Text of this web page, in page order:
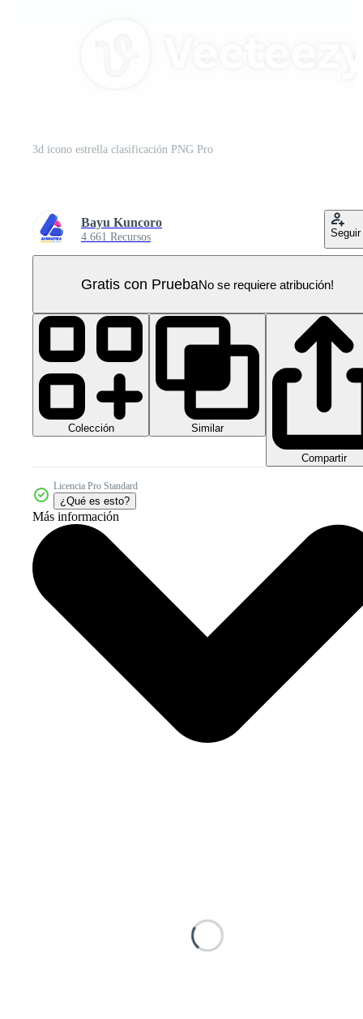
3d icono estrella clasificación PNG Pro
Bayu Kuncoro
4.661 Recursos Seguir
Gratis con PruebaNo se requiere atribución!
Colección Similar
Compartir
Licencia Pro Standard
¿Qué es esto?
Más información